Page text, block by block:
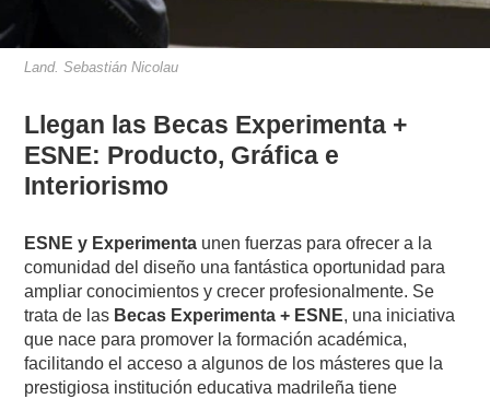
Land. Sebastián Nicolau
Llegan las Becas Experimenta +
ESNE: Producto, Gráfica e
Interiorismo
ESNE y Experimenta unen fuerzas para ofrecer a la
comunidad del diseño una fantástica oportunidad para
ampliar conocimientos y crecer profesionalmente. Se
trata de las Becas Experimenta + ESNE, una iniciativa
que nace para promover la formación académica,
facilitando el acceso a algunos de los másteres que la
prestigiosa institución educativa madrileña tiene